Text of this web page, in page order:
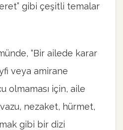
gibi çeşitli temalar
“Bir ailede karar
veya amirane
olmaması için, aile
nezaket, hürmet,
gibi bir dizi